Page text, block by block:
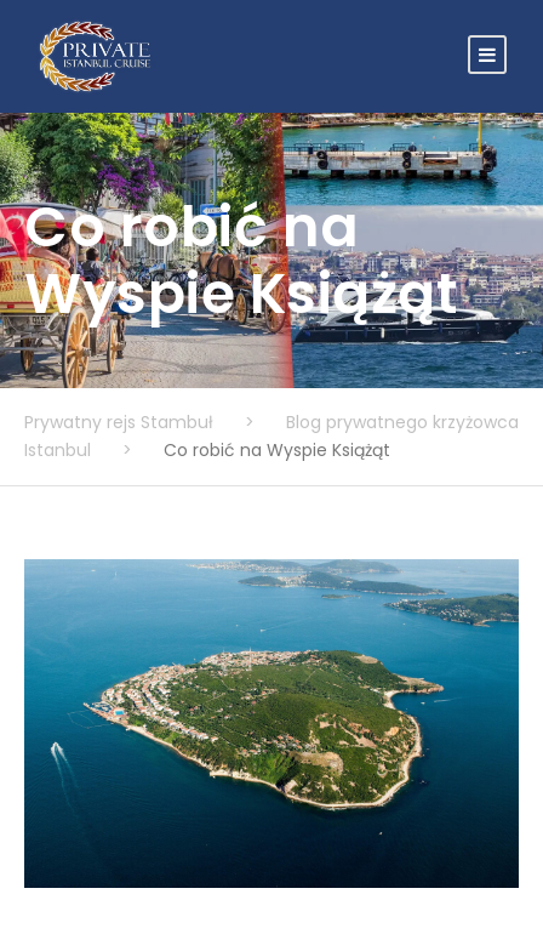
Co robić na
Wyspie Książąt
Prywatny rejs Stambuł >
Blog prywatnego krzyżowca
Istanbul
> Co robić na Wyspie Książąt